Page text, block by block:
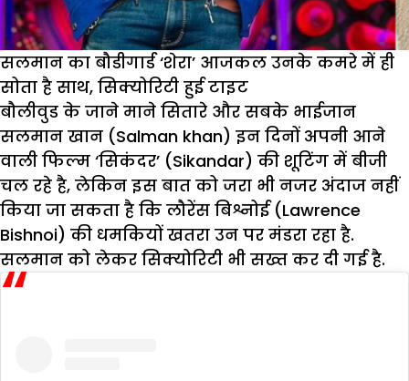
सलमान का बौडीगार्ड ‘शेरा’ आजकल उनके कमरे में ही
सोता है साथ, सिक्योरिटी हुई टाइट
बौलीवुड के जाने माने सितारे और सबके भाईजान
सलमान खान (Salman khan) इन दिनों अपनी आने
वाली फिल्म ‘सिकंदर’ (Sikandar) की शूटिंग में बीजी
चल रहे है, लेकिन इस बात को जरा भी नजर अंदाज नहीं
किया जा सकता है कि लौरेंस बिश्नोई (Lawrence
Bishnoi) की धमकियों खतरा उन पर मंडरा रहा है.
सलमान को लेकर सिक्योरिटी भी सख्त कर दी गई है.